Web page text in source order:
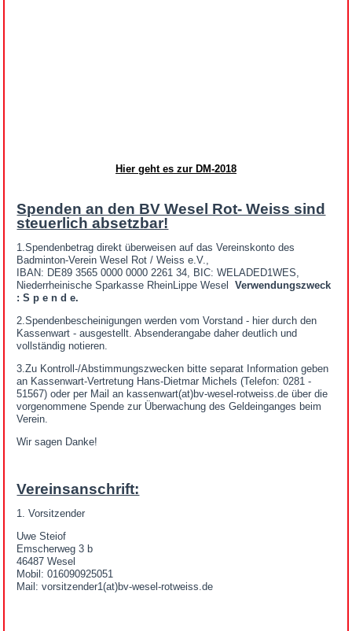
Hier geht es zur DM-2018
Spenden an den BV Wesel Rot- Weiss sind
steuerlich absetzbar!
1.Spendenbetrag direkt überweisen auf das Vereinskonto des
Badminton-Verein Wesel Rot / Weiss e.V.,
IBAN: DE89 3565 0000 0000 2261 34, BIC: WELADED1WES,
Niederrheinische Sparkasse RheinLippe WeselVerwendungszweck
: S p e n d e.
2.Spendenbescheinigungen werden vom Vorstand - hier durch den
Kassenwart - ausgestellt. Absenderangabe daher deutlich und
vollständig notieren.
3.Zu Kontroll-/Abstimmungszwecken bitte separat Information geben
an Kassenwart-Vertretung Hans-Dietmar Michels (Telefon: 0281 -
51567) oder per Mail an kassenwart(at)bv-wesel-rotweiss.de über die
vorgenommene Spende zur Überwachung des Geldeinganges beim
Verein.
Wir sagen Danke!
Vereinsanschrift:
1. Vorsitzender
Uwe Steiof
Emscherweg 3 b
46487 Wesel
Mobil: 016090925051
Mail: vorsitzender1(at)bv-wesel-rotweiss.de